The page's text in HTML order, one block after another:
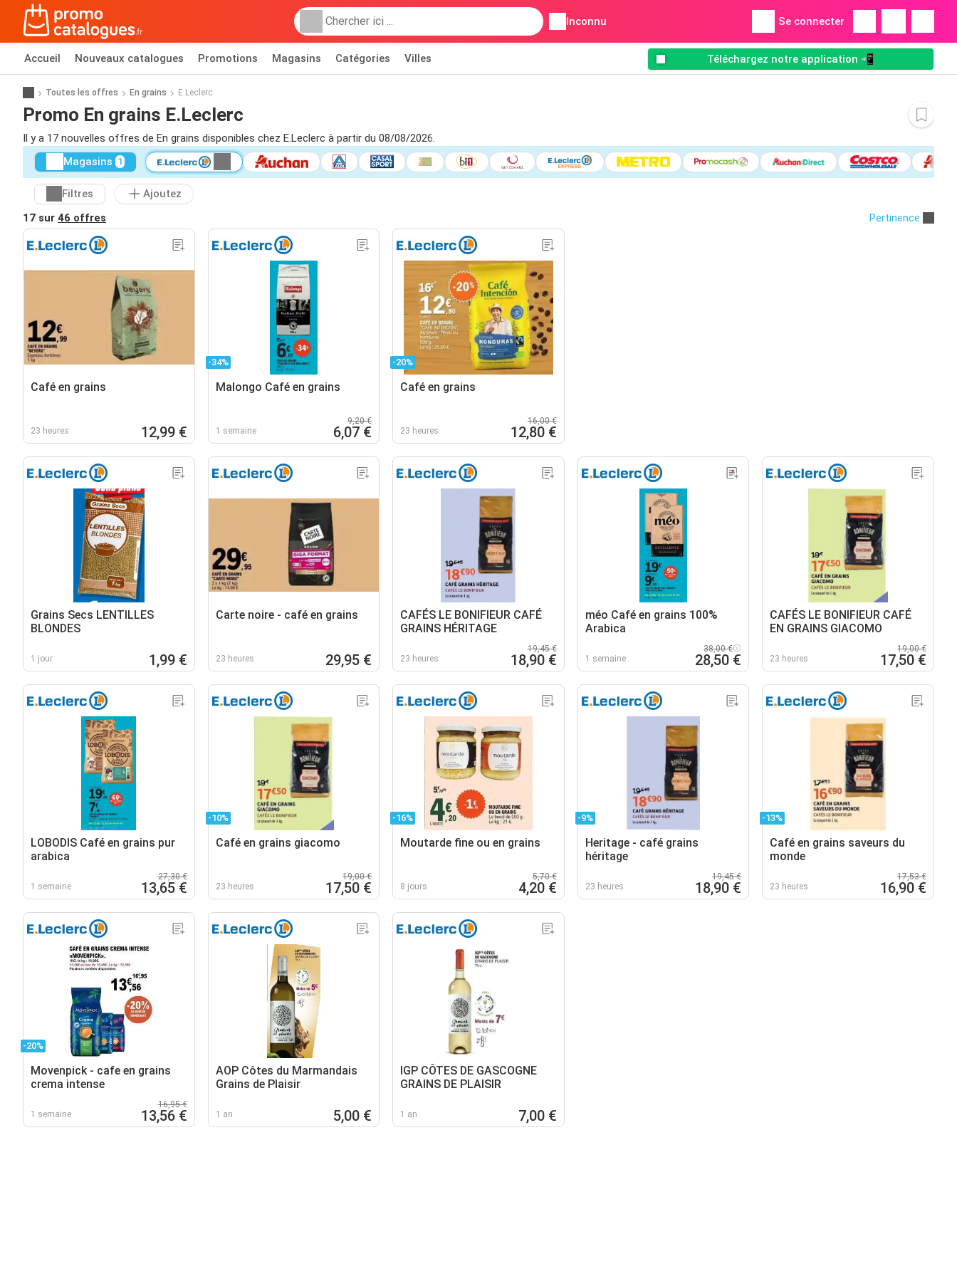
Inconnu Se connecter
Accueil Nouveaux catalogues Promotions Magasins Catégories Villes Téléchargez notre application 📲
Toutes les offres En grains E.Leclerc
Promo En grains E.Leclerc
Il y a 17 nouvelles offres de En grains disponibles chez E.Leclerc à partir du 08/08/2026.
Magasins 1
Filtres
Ajoutez
17 sur 46 offres Pertinence
Café en grains
23 heures 12,99 €
-34%
Malongo Café en grains
1 semaine
9,20 €
6,07 €
-20%
Café en grains
23 heures
16,00 €
12,80 €
Grains Secs LENTILLES
BLONDES
1 jour 1,99 €
Carte noire - café en grains
23 heures 29,95 €
CAFÉS LE BONIFIEUR CAFÉ
GRAINS HÉRITAGE
23 heures
19,45 €
18,90 €
méo Café en grains 100%
Arabica
1 semaine
38,00 €
28,50 €
CAFÉS LE BONIFIEUR CAFÉ
EN GRAINS GIACOMO
23 heures
19,00 €
17,50 €
LOBODIS Café en grains pur
arabica
1 semaine
27,30 €
13,65 €
-10%
Café en grains giacomo
23 heures
19,00 €
17,50 €
-16%
Moutarde fine ou en grains
8 jours
5,70 €
4,20 €
-9%
Heritage - café grains
héritage
23 heures
19,45 €
18,90 €
-13%
Café en grains saveurs du
monde
23 heures
17,53 €
16,90 €
-20%
Movenpick - cafe en grains
crema intense
1 semaine
16,95 €
13,56 €
AOP Côtes du Marmandais
Grains de Plaisir
1 an 5,00 €
IGP CÔTES DE GASCOGNE
GRAINS DE PLAISIR
1 an 7,00 €